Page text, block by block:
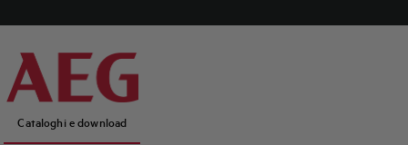
Cataloghi e download